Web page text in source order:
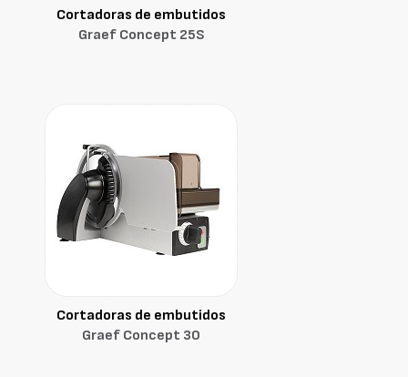
Cortadoras de embutidos
Graef Concept 25S
Cortadoras de embutidos
Graef Concept 30